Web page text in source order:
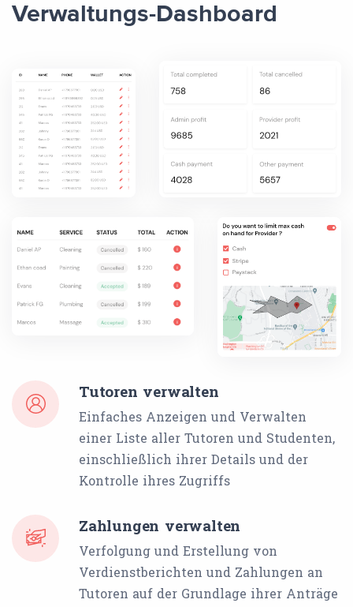
Verwaltungs-Dashboard
Tutoren verwalten
Einfaches Anzeigen und Verwalten
einer Liste aller Tutoren und Studenten,
einschließlich ihrer Details und der
Kontrolle ihres Zugriffs
Zahlungen verwalten
Verfolgung und Erstellung von
Verdienstberichten und Zahlungen an
Tutoren auf der Grundlage ihrer Anträge